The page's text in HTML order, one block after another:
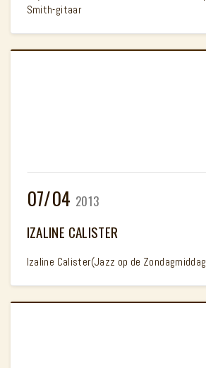
Smith-gitaar
07/04 2013
IZALINE CALISTER
Izaline Calister(Jazz op de Zondagmiddag